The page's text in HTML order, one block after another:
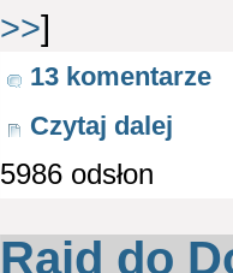
>>]
13 komentarze
Czytaj dalej
5986 odsłon
Rajd do